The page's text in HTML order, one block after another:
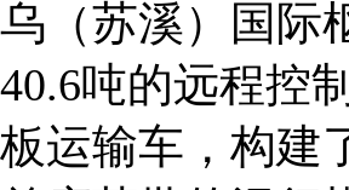
（苏溪）国际
吨的远程控
运输车，构建